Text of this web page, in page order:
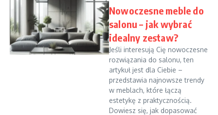
Nowoczesne meble do
salonu – jak wybrać
idealny zestaw?
Jeśli interesują Cię nowoczesne
rozwiązania do salonu, ten
artykuł jest dla Ciebie –
przedstawia najnowsze trendy
w meblach, które łączą
estetykę z praktycznością.
Dowiesz się, jak dopasować